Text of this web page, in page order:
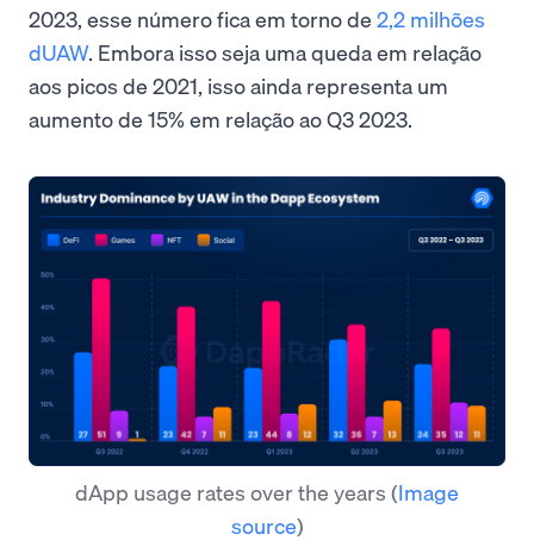
2023, esse número fica em torno de 2,2 milhões
dUAW. Embora isso seja uma queda em relação
aos picos de 2021, isso ainda representa um
aumento de 15% em relação ao Q3 2023.
dApp usage rates over the years (Image
source)